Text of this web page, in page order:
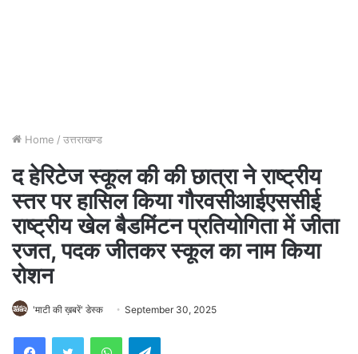
Home / उत्तराखण्ड
द हेरिटेज स्कूल की की छात्रा ने राष्ट्रीय
स्तर पर हासिल किया गौरवसीआईएससीई
राष्ट्रीय खेल बैडमिंटन प्रतियोगिता में जीता
रजत, पदक जीतकर स्कूल का नाम किया
रोशन
'माटी की ख़बरें' डेस्क September 30, 2025
WhatsAppTelegram